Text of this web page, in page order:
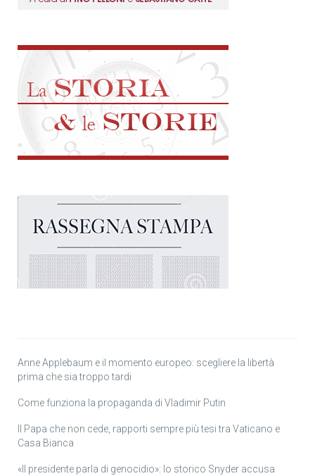
Anne Applebaum e il momento europeo: scegliere la libertà
prima che sia troppo tardi
Come funziona la propaganda di Vladimir Putin
Il Papa che non cede, rapporti sempre più tesi tra Vaticano e
Casa Bianca
«Il presidente parla di genocidio»: lo storico Snyder accusa